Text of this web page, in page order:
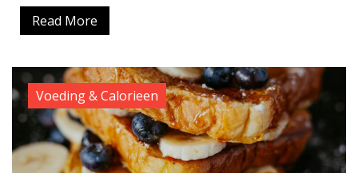
Read More
Voeding & Calorieen